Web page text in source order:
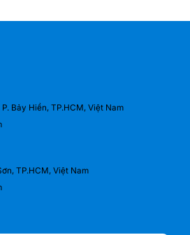
Bảy Hiền, TP.HCM, Việt Nam
TP.HCM, Việt Nam